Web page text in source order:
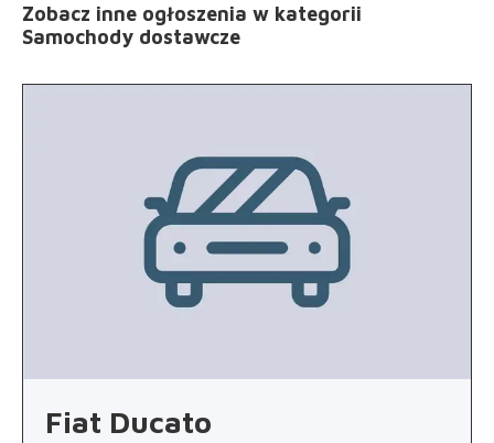
Zobacz inne ogłoszenia w kategorii
Samochody dostawcze
Fiat Ducato